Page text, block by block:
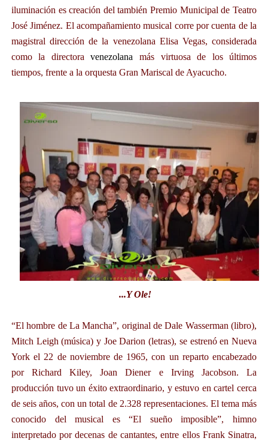
iluminación es creación del también Premio Municipal de Teatro
José Jiménez. El acompañamiento musical corre por cuenta de la
magistral dirección de la venezolana Elisa Vegas, considerada
como la directoravenezolana más virtuosa de los últimos
tiempos, frente a la orquesta Gran Mariscal de Ayacucho.
...Y Ole!
“El hombre de La Mancha”, original de Dale Wasserman (libro),
Mitch Leigh (música) y Joe Darion (letras), se estrenó en Nueva
York el 22 de noviembre de 1965, con un reparto encabezado
por Richard Kiley, Joan Diener e Irving Jacobson. La
producción tuvo un éxito extraordinario, y estuvo en cartel cerca
de seis años, con un total de 2.328 representaciones. El tema más
conocido del musical es “El sueño imposible”, himno
interpretado por decenas de cantantes, entre ellos Frank Sinatra,